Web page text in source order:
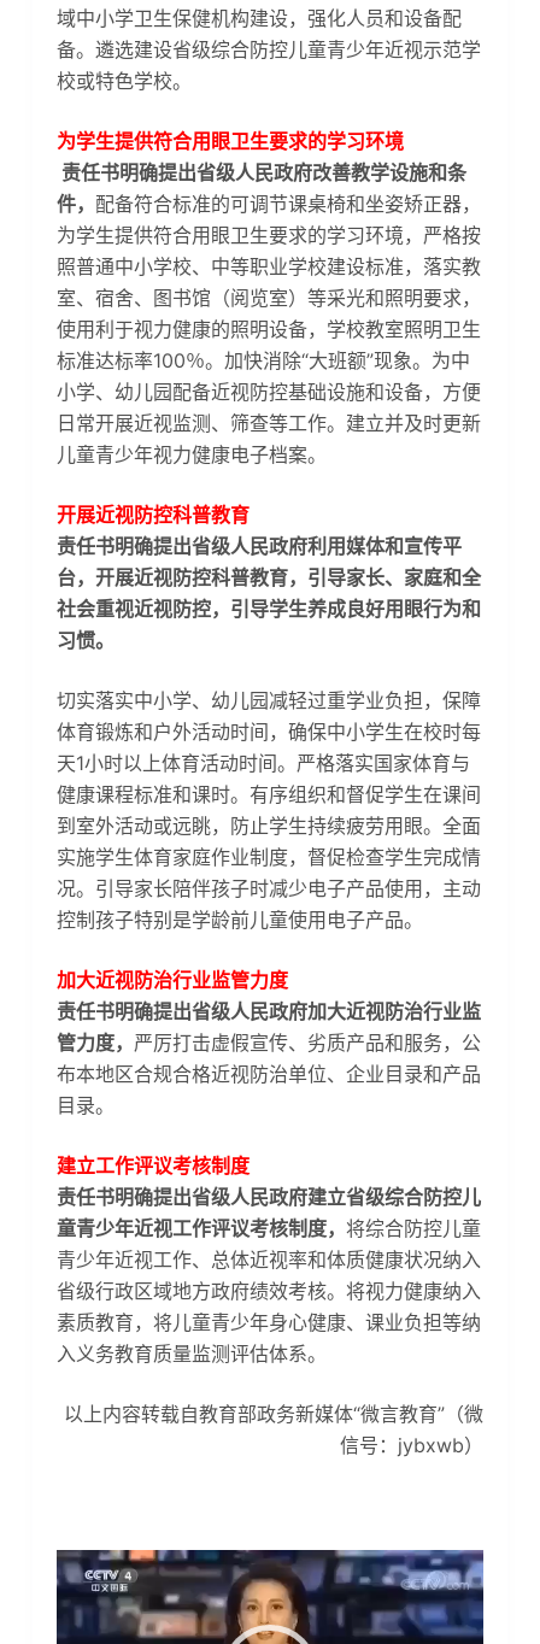
域中小学卫生保健机构建设，强化人员和设备配
备。遴选建设省级综合防控儿童青少年近视示范学
校或特色学校。
为学生提供符合用眼卫生要求的学习环境
责任书明确提出省级人民政府改善教学设施和条
件， 配备符合标准的可调节课桌椅和坐姿矫正器，
为学生提供符合用眼卫生要求的学习环境，严格按
照普通中小学校、中等职业学校建设标准，落实教
室、宿舍、图书馆（阅览室）等采光和照明要求，
使用利于视力健康的照明设备，学校教室照明卫生
标准达标率100％。加快消除“大班额”现象。为中
小学、幼儿园配备近视防控基础设施和设备，方便
日常开展近视监测、筛查等工作。建立并及时更新
儿童青少年视力健康电子档案。
开展近视防控科普教育
责任书明确提出省级人民政府利用媒体和宣传平
台，开展近视防控科普教育，引导家长、家庭和全
社会重视近视防控，引导学生养成良好用眼行为和
习惯。
切实落实中小学、幼儿园减轻过重学业负担，保障
体育锻炼和户外活动时间，确保中小学生在校时每
天1小时以上体育活动时间。严格落实国家体育与
健康课程标准和课时。有序组织和督促学生在课间
到室外活动或远眺，防止学生持续疲劳用眼。全面
实施学生体育家庭作业制度，督促检查学生完成情
况。引导家长陪伴孩子时减少电子产品使用，主动
控制孩子特别是学龄前儿童使用电子产品。
加大近视防治行业监管力度
责任书明确提出省级人民政府加大近视防治行业监
管力度， 严厉打击虚假宣传、劣质产品和服务，公
布本地区合规合格近视防治单位、企业目录和产品
目录。
建立工作评议考核制度
责任书明确提出省级人民政府建立省级综合防控儿
童青少年近视工作评议考核制度， 将综合防控儿童
青少年近视工作、总体近视率和体质健康状况纳入
省级行政区域地方政府绩效考核。将视力健康纳入
素质教育，将儿童青少年身心健康、课业负担等纳
入义务教育质量监测评估体系。
以上内容转载自教育部政务新媒体“微言教育”（微
信号：jybxwb）
视
频